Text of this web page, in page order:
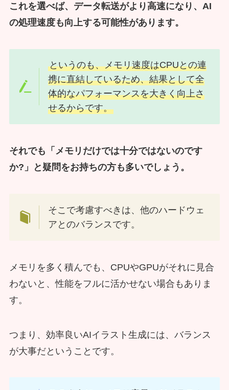
これを選べば、データ転送がより高速になり、AI
の処理速度も向上する可能性があります。
というのも、メモリ速度はCPUとの連
携に直結しているため、結果として全
体的なパフォーマンスを大きく向上さ
せるからです。
それでも「メモリだけでは十分ではないのです
か?」と疑問をお持ちの方も多いでしょう。
そこで考慮すべきは、他のハードウェ
アとのバランスです。
メモリを多く積んでも、CPUやGPUがそれに見合
わないと、性能をフルに活かせない場合もありま
す。
つまり、効率良いAIイラスト生成には、バランス
が大事だということです。